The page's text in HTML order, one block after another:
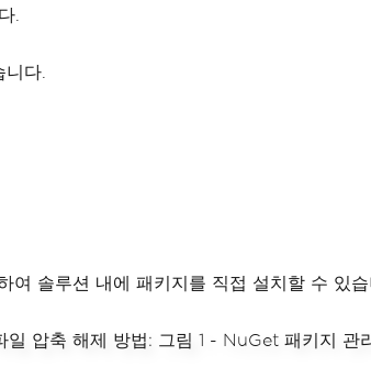
.
다.
솔루션 내에 패키지를 직접 설치할 수 있